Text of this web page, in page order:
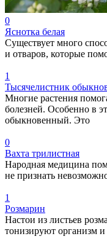
0
Яснотка белая
Существует много
и отваров, которые
1
Тысячелистник
Многие растения
болезней. Особенно в
обыкновенный. Это
0
Вахта трилистная
Народная медицина
не признать
1
Розмарин
Настои из листьев
тонизируют организм